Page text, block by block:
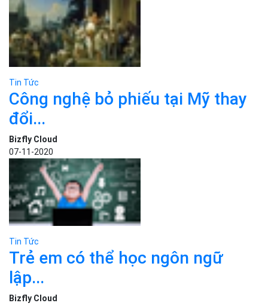
Trẻ em có thể học ngôn ngữ
lập...
11-11-2020
Tin Tức
Google Photos sẽ không còn lưu
ảnh miễn...
Bizfly Cloud
12-11-2020
Tin Tức
Bizfly Cloud trình bày hệ giải